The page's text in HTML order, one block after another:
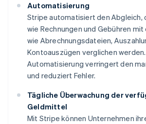
Automatisierung
Stripe automatisiert den Abgleich,
wie Rechnungen und Gebühren
wie Abrechnungsdateien,
Kontoauszügen verglichen
Automatisierung verringert den
und reduziert Fehler.
Tägliche Überwachung der
Geldmittel
Mit Stripe können Unternehmen